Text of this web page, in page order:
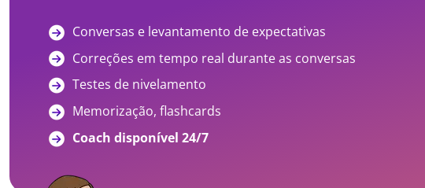
Conversas e levantamento de expectativas
Correções em tempo real durante as conversas
Testes de nivelamento
Memorização, flashcards
Coach disponível 24/7